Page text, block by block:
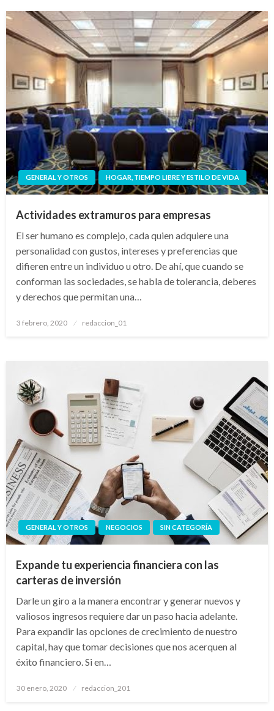
GENERAL Y OTROS HOGAR, TIEMPO LIBRE Y ESTILO DE VIDA
Actividades extramuros para empresas
El ser humano es complejo, cada quien adquiere una
personalidad con gustos, intereses y preferencias que
difieren entre un individuo u otro. De ahí, que cuando se
conforman las sociedades, se habla de tolerancia, deberes
y derechos que permitan una…
Publicado
3 febrero, 2020 redaccion_01
GENERAL Y OTROS NEGOCIOS SIN CATEGORÍA
Expande tu experiencia financiera con las
carteras de inversión
Darle un giro a la manera encontrar y generar nuevos y
valiosos ingresos requiere dar un paso hacia adelante.
Para expandir las opciones de crecimiento de nuestro
capital, hay que tomar decisiones que nos acerquen al
éxito financiero. Si en…
Publicado
30 enero, 2020 redaccion_201